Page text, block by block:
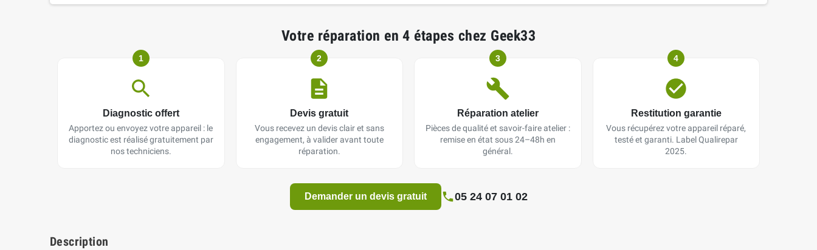
Votre réparation en 4 étapes chez Geek33
1
Diagnostic offert
Apportez ou envoyez votre appareil : le
diagnostic est réalisé gratuitement par
nos techniciens.
2
Devis gratuit
Vous recevez un devis clair et sans
engagement, à valider avant toute
réparation.
3
Réparation atelier
Pièces de qualité et savoir-faire atelier :
remise en état sous 24–48h en
général.
4
Restitution garantie
Vous récupérez votre appareil réparé,
testé et garanti. Label Qualirepar
2025.
Demander un devis gratuit 05 24 07 01 02
Description